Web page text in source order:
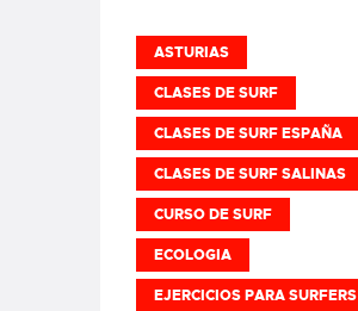
ASTURIAS
CLASES DE SURF
CLASES DE SURF ESPAÑA
CLASES DE SURF SALINAS
CURSO DE SURF
ECOLOGIA
EJERCICIOS PARA SURFERS